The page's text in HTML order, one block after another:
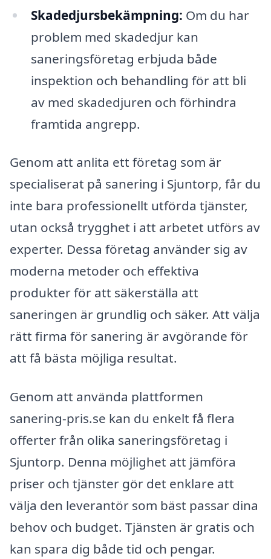
Skadedjursbekämpning: Om du har
problem med skadedjur kan
saneringsföretag erbjuda både
inspektion och behandling för att bli
av med skadedjuren och förhindra
framtida angrepp.
Genom att anlita ett företag som är
specialiserat på sanering i Sjuntorp, får du
inte bara professionellt utförda tjänster,
utan också trygghet i att arbetet utförs av
experter. Dessa företag använder sig av
moderna metoder och effektiva
produkter för att säkerställa att
saneringen är grundlig och säker. Att välja
rätt firma för sanering är avgörande för
att få bästa möjliga resultat.
Genom att använda plattformen
sanering-pris.se kan du enkelt få flera
offerter från olika saneringsföretag i
Sjuntorp. Denna möjlighet att jämföra
priser och tjänster gör det enklare att
välja den leverantör som bäst passar dina
behov och budget. Tjänsten är gratis och
kan spara dig både tid och pengar.